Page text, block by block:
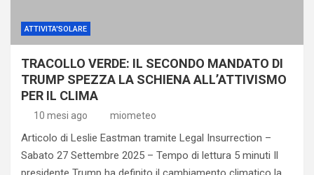
ATTIVITA'SOLARE
TRACOLLO VERDE: IL SECONDO MANDATO DI
TRUMP SPEZZA LA SCHIENA ALL’ATTIVISMO
PER IL CLIMA
10 mesi ago miometeo
Articolo di Leslie Eastman tramite Legal Insurrection –
Sabato 27 Settembre 2025 – Tempo di lettura 5 minuti Il